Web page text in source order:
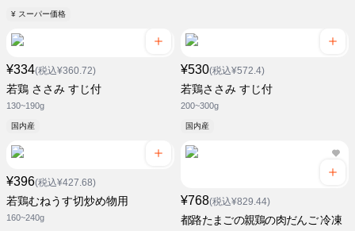
¥ スーパー価格
¥334(税込¥360.72)
若鶏 ささみ すじ付
130~190g
国内産
¥530(税込¥572.4)
若鶏ささみ すじ付
200~300g
国内産
¥396(税込¥427.68)
若鶏むねうす切炒め物用
160~240g
¥768(税込¥829.44)
都路たまごの親鶏の肉だんご 冷凍